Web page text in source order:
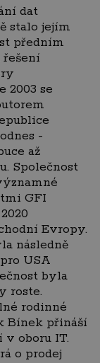
dat
stalo jejím
předním
2003 se
-
až
Společnost
GFI
Evropy.
následně
USA
byla
roste.
rodinné
Bínek přináší
oboru IT.
o prodej